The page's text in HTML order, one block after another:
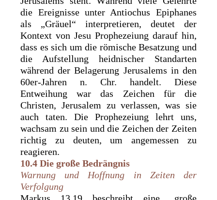
die Ereignisse unter Antiochus Epiphanes
als „Gräuel“ interpretieren, deutet der
Kontext von Jesu Prophezeiung darauf hin,
dass es sich um die römische Besatzung und
die Aufstellung heidnischer Standarten
während der Belagerung Jerusalems in den
60er-Jahren n. Chr. handelt. Diese
Entweihung war das Zeichen für die
Christen, Jerusalem zu verlassen, was sie
auch taten. Die Prophezeiung lehrt uns,
wachsam zu sein und die Zeichen der Zeiten
richtig zu deuten, um angemessen zu
reagieren.
10.4 Die große Bedrängnis
Warnung und Hoffnung in Zeiten der
Verfolgung
Markus 13,19 beschreibt eine „große